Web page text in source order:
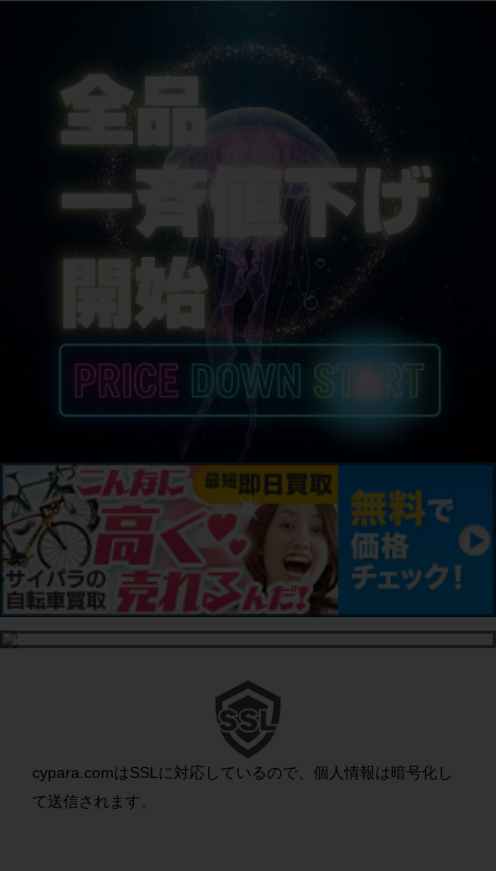
cypara.comはSSLに対応しているので、個人情報は暗号化し
て送信されます。